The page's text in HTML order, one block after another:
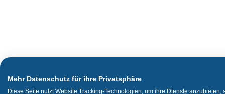
Mehr Datenschutz für ihre Privatsphäre
Diese Seite nutzt Website Tracking-Technologien, um ihre Dienste